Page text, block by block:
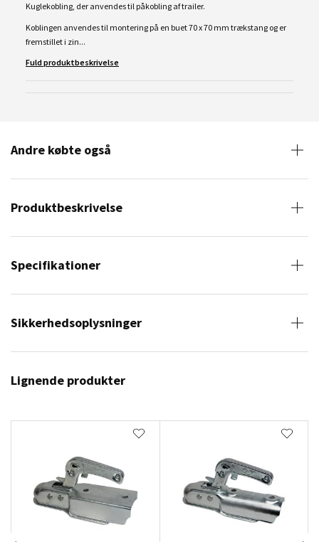
Kuglekobling, der anvendes til påkobling af trailer.
Koblingen anvendes til montering på en buet 70 x 70 mm trækstang og er
fremstillet i zin...
Fuld produktbeskrivelse
Andre købte også
Produktbeskrivelse
Specifikationer
Sikkerhedsoplysninger
Lignende produkter